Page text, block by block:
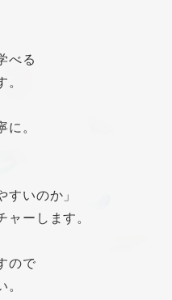
べる
。
に。
すいのか」
ャーします。
ので
。